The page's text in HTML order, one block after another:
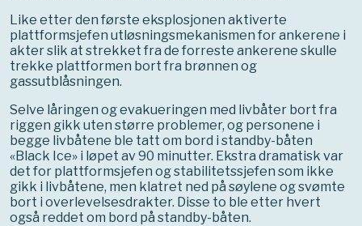
Like etter den første eksplosjonen aktiverte
plattformsjefen utløsningsmekanismen for ankerene i
akter slik at strekket fra de forreste ankerene skulle
trekke plattformen bort fra brønnen og
gassutblåsningen.
Selve låringen og evakueringen med livbåter bort fra
riggen gikk uten større problemer, og personene i
begge livbåtene ble tatt om bord i standby-båten
«Black Ice» i løpet av 90 minutter. Ekstra dramatisk var
det for plattformsjefen og stabilitetssjefen som ikke
gikk i livbåtene, men klatret ned på søylene og svømte
bort i overlevelsesdrakter. Disse to ble etter hvert
også reddet om bord på standby-båten.